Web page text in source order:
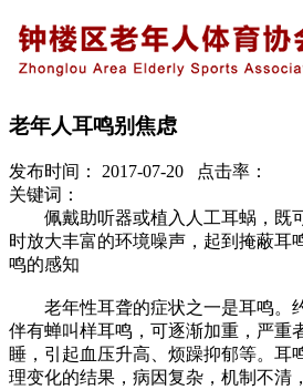
老年人耳鸣别焦虑
发布时间： 2017-07-20 点击率：
关键词：
佩戴助听器或植入人工耳蜗，既
时放大丰富的环境噪声，起到掩蔽耳
鸣的感知
老年性耳聋的症状之一是耳鸣。
伴有蝉叫样耳鸣，可逐渐加重，严重
睡，引起血压升高、烦躁抑郁等。耳
理变化的结果，病因复杂，机制不清